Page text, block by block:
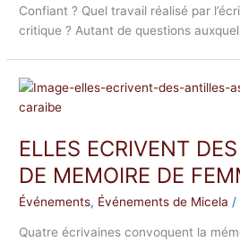
Confiant ? Quel travail réalisé par
critique ? Autant de questions
ELLES ECRIVENT
DE MEMOIRE DE
Événements, Événements de Micela /
Quatre écrivaines convoquent la
ELLES
ECRIVENT
ANTILLES…«
DE
MEMOIRE
DE
FEMMES